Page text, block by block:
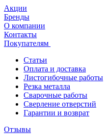
Акции
Бренды
О компании
Контакты
Покупателям
Статьи
Оплата и доставка
Листогибочные работы
Резка металла
Сварочные работы
Сверление отверстий
Гарантии и возврат
Отзывы